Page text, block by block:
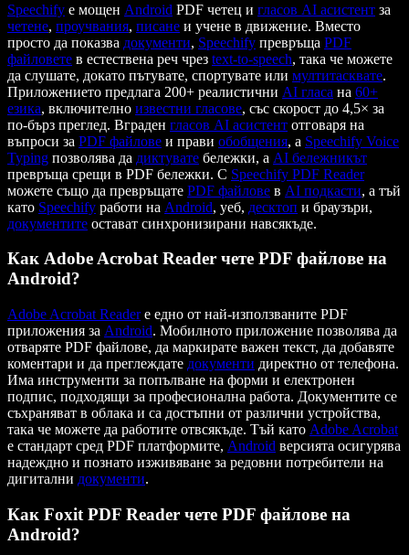
Speechify е мощен Android PDF четец и гласов AI асистент за
четене, проучвания, писане и учене в движение. Вместо
просто да показва документи, Speechify превръща PDF
файловете в естествена реч чрез text-to-speech, така че можете
да слушате, докато пътувате, спортувате или мултитасквате.
Приложението предлага 200+ реалистични AI гласа на 60+
езика, включително известни гласове, със скорост до 4,5× за
по-бърз преглед. Вграден гласов AI асистент отговаря на
въпроси за PDF файлове и прави обобщения, а Speechify Voice
Typing позволява да диктувате бележки, а AI бележникът
превръща срещи в PDF бележки. С Speechify PDF Reader
можете също да превръщате PDF файлове в AI подкасти, а тъй
като Speechify работи на Android, уеб, десктоп и браузъри,
документите остават синхронизирани навсякъде.
Как Adobe Acrobat Reader чете PDF файлове на
Android?
Adobe Acrobat Readerе едно от най-използваните PDF
приложения за Android. Мобилното приложение позволява да
отваряте PDF файлове, да маркирате важен текст, да добавяте
коментари и да преглеждате документи директно от телефона.
Има инструменти за попълване на форми и електронен
подпис, подходящи за професионална работа. Документите се
съхраняват в облака и са достъпни от различни устройства,
така че можете да работите отвсякъде. Тъй като Adobe Acrobat
е стандарт сред PDF платформите, Android версията осигурява
надеждно и познато изживяване за редовни потребители на
дигитални документи.
Как Foxit PDF Reader чете PDF файлове на
Android?